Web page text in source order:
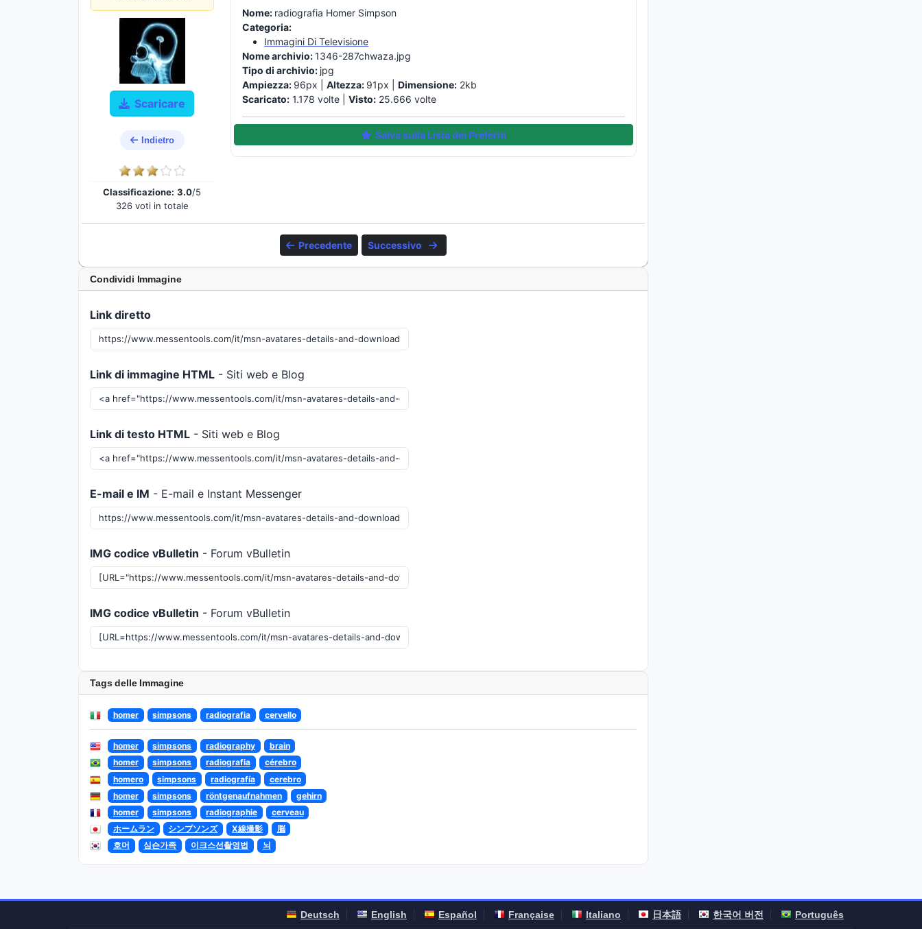
Scaricare
Indietro
Classificazione: 3.0/5
326 voti in totale
Nome: radiografia Homer Simpson
Categoria:
Immagini Di Televisione
Nome archivio:1346-287chwaza.jpg
Tipo di archivio: jpg
Ampiezza: 96px |Altezza: 91px |Dimensione: 2kb
Scaricato: 1.178 volte |Visto: 25.666 volte
Salva sulla Lista dei Preferiti
Precedente Successivo
Condividi Immagine
Link diretto
Link di immagine HTML - Siti web e Blog
Link di testo HTML - Siti web e Blog
E-mail e IM - E-mail e Instant Messenger
IMG codice vBulletin - Forum vBulletin
IMG codice vBulletin - Forum vBulletin
Tags delle Immagine
homer simpsons radiografia cervello
homer simpsons radiography
brain
homer
simpsons radiografia
cérebro
homero
simpsons radiografía
cerebro
homer
simpsons röntgenaufnahmen
gehirn
homer
simpsons radiographie
cerveau
ホームラン
シンプソンズ X線撮影
脳
호머
심슨가족 이크스선촬영법 뇌
Deutsch English Español Française Italiano 日本語 한국어 버전 Português